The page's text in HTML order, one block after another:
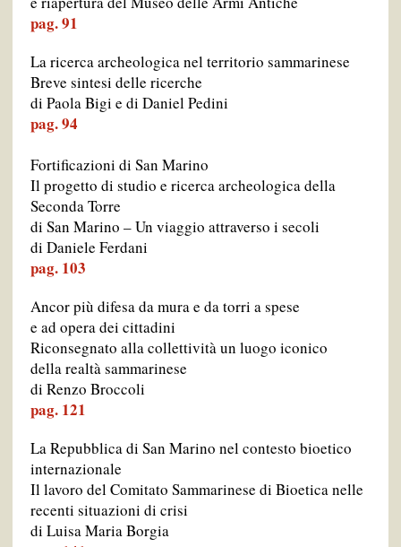
pag. 91
La ricerca archeologica nel territorio sammarinese
Breve sintesi delle ricerche
di Paola Bigi e di Daniel Pedini
pag. 94
Fortificazioni di San Marino
Il progetto di studio e ricerca archeologica della
Seconda Torre
di San Marino – Un viaggio attraverso i secoli
di Daniele Ferdani
pag. 103
Ancor più difesa da mura e da torri a spese
e ad opera dei cittadini
Riconsegnato alla collettività un luogo iconico
della realtà sammarinese
di Renzo Broccoli
pag. 121
La Repubblica di San Marino nel contesto bioetico
internazionale
Il lavoro del Comitato Sammarinese di Bioetica nelle
recenti situazioni di crisi
di Luisa Maria Borgia